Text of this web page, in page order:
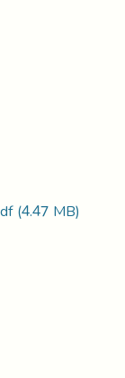
(4.47 MB)